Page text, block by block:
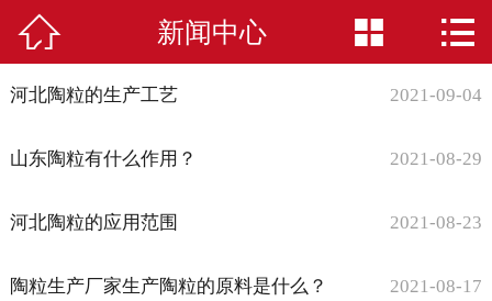
网站首页
 新闻中心  
河北陶粒的生产工艺 2021-09-04
山东陶粒有什么作用？ 2021-08-29
河北陶粒的应用范围 2021-08-23
陶粒生产厂家生产陶粒的原料是什么？ 2021-08-17